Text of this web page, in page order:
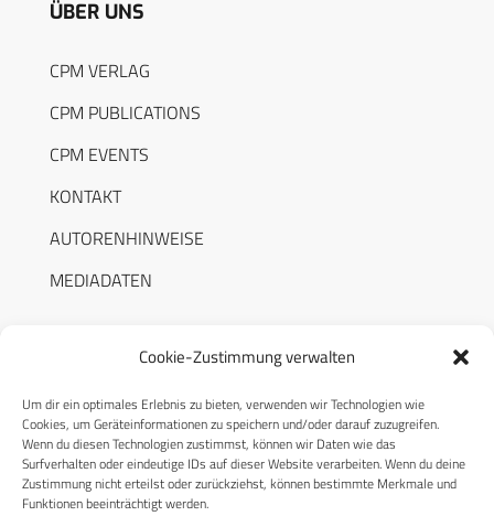
Cookie-Zustimmung verwalten
Um dir ein optimales Erlebnis zu bieten, verwenden wir Technologien wie
Cookies, um Geräteinformationen zu speichern und/oder darauf zuzugreifen.
Wenn du diesen Technologien zustimmst, können wir Daten wie das
Surfverhalten oder eindeutige IDs auf dieser Website verarbeiten. Wenn du deine
Zustimmung nicht erteilst oder zurückziehst, können bestimmte Merkmale und
Funktionen beeinträchtigt werden.
ÜBER UNS
CPM VERLAG
CPM PUBLICATIONS
CPM EVENTS
KONTAKT
AUTORENHINWEISE
MEDIADATEN
RECHTLICHES
Datenschutzerklärung
Cookie-Richtlinie (EU)